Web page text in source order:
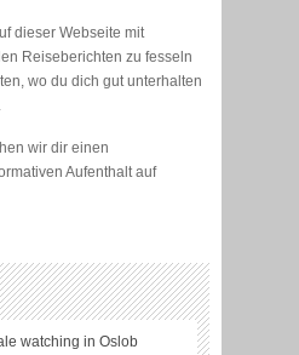
dieser Webseite mit
Reiseberichten zu fesseln
wo du dich gut unterhalten
wir dir einen
Aufenthalt auf
watching in Oslob